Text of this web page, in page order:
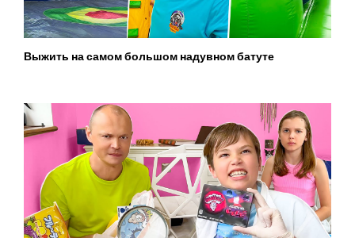
Выжить на самом большом надувном батуте